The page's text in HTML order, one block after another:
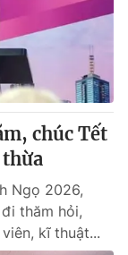
chúc Tết
Ngọ 2026,
thăm hỏi,
kĩ thuật...